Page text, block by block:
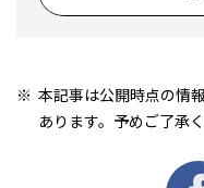
本記事は公開時点の情
あります。予めご了承く